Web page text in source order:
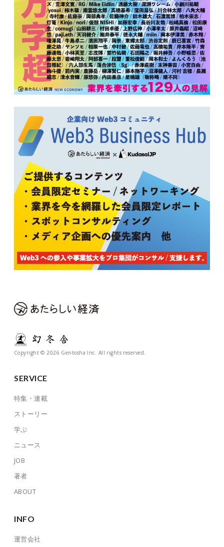
Copyright © 2026 Gentosha Inc. All rights reserved.
SERVICE
特集・連載
ストーリー
学ぶ
ニュース
JOB
著者
ABOUT
INFO
運営会社